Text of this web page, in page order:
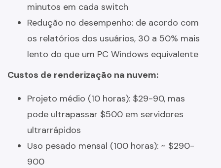
minutos em cada switch
Redução no desempenho: de acordo com
os relatórios dos usuários, 30 a 50% mais
lento do que um PC Windows equivalente
Custos de renderização na nuvem:
Projeto médio (10 horas): $29-90, mas
pode ultrapassar $500 em servidores
ultrarrápidos
Uso pesado mensal (100 horas): ~ $290-
900